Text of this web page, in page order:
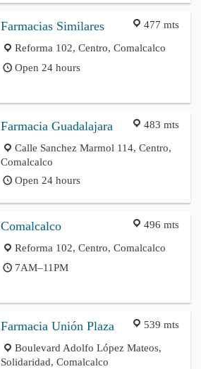
477 mts
Farmacias Similares
Reforma 102, Centro, Comalcalco
Open 24 hours
483 mts
Farmacia Guadalajara
Calle Sanchez Marmol 114, Centro,
Comalcalco
Open 24 hours
496 mts
Comalcalco
Reforma 102, Centro, Comalcalco
7AM–11PM
539 mts
Farmacia Unión Plaza
Boulevard Adolfo López Mateos,
Solidaridad, Comalcalco